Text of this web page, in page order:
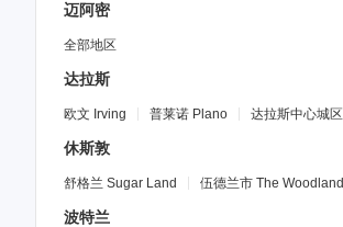
迈阿密
全部地区
达拉斯
欧文 Irving 普莱诺 Plano 达拉斯中心城区
休斯敦
舒格兰 Sugar Land 伍德兰市 The
波特兰